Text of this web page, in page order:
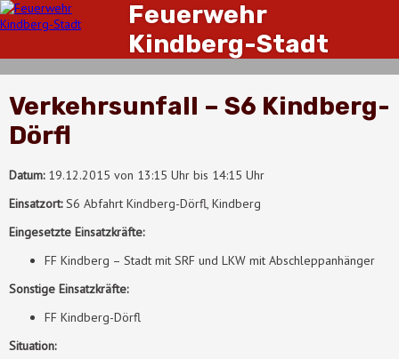
Feuerwehr
Kindberg-Stadt
Verkehrsunfall – S6 Kindberg-
Dörfl
Datum:19.12.2015 von 13:15 Uhr bis 14:15 Uhr
Einsatzort:S6 Abfahrt Kindberg-Dörfl, Kindberg
Eingesetzte Einsatzkräfte:
FF Kindberg – Stadt mit SRF und LKW mit Abschleppanhänger
Sonstige Einsatzkräfte:
FF Kindberg-Dörfl
Situation: